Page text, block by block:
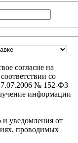
согласие на
со
№ 152-ФЗ
информации
уведомления от
проводимых